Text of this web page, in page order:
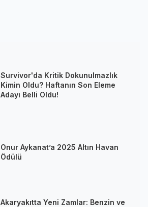
Survivor'da Kritik Dokunulmazlık
Kimin Oldu? Haftanın Son Eleme
Adayı Belli Oldu!
Onur Aykanat’a 2025 Altın Havan
Ödülü
Akaryakıtta Yeni Zamlar: Benzin ve